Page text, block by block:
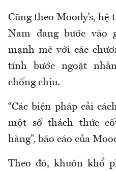
Cũng theo Moody’s,
Nam đang bước vào
mạnh mẽ với các
tính bước ngoặt
chống chịu.
“Các biện pháp cải
một số thách thức
hàng”, báo cáo của
Theo đó, khuôn khổ